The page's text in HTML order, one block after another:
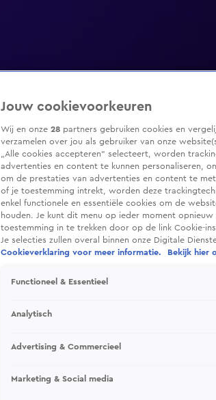
Video helaas
Jouw cookievoorkeuren
Wij en onze 28 partners gebruiken cookies en
verzamelen over jou als gebruiker van onze
„Alle cookies accepteren” selecteert, worden
advertenties en content te kunnen personaliseren,
om de prestaties van advertenties en content te
of je toestemming intrekt, worden deze
enkel functionele en essentiële cookies om de
houden. Je kunt dit menu op ieder moment
toestemming in te trekken door op de link Cookie-
Je selecties zullen overal binnen onze Digitale
Cookieverklaring voor meer informatie.
Bekijk hier
Functioneel & Essentieel
Analytisch
Advertising & Commercieel
Marketing & Social media